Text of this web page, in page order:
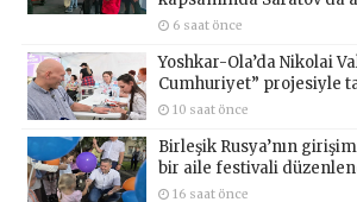
6 saat önce
Yoshkar-Ola’da Nikolai
Cumhuriyet” projesiyle
10 saat önce
Birleşik Rusya’nın
bir aile festivali
16 saat önce